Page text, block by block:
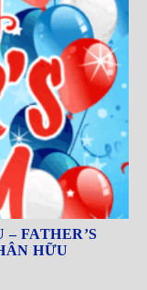
FATHER’S
HỮU